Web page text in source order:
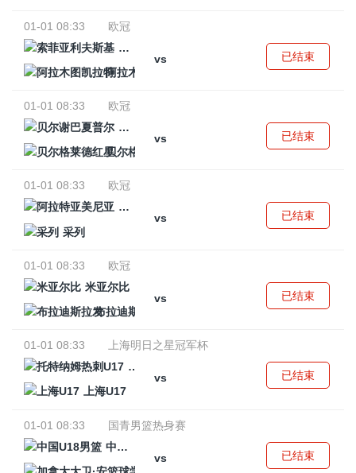
01-01 08:33
欧冠
索菲亚利夫斯基
vs
阿拉木图凯拉特
已结束
01-01 08:33
欧冠
贝尔谢巴夏普尔
vs
贝尔格莱德红星
已结束
01-01 08:33
欧冠
阿拉特亚美尼亚
vs
采列
已结束
01-01 08:33
欧冠
米亚尔比
vs
布拉迪斯拉发
已结束
01-01 08:33
上海明日之星冠军杯
托特纳姆热刺U17
vs
上海U17
已结束
01-01 08:33
国青男篮热身赛
中国U18男篮
vs
已结束